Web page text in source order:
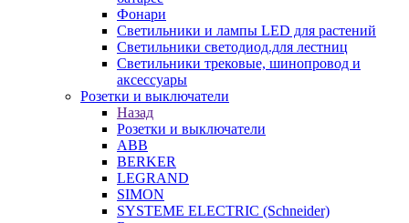
Фонари
Светильники и лампы LED для растений
Светильники светодиод.для лестниц
Светильники трековые, шинопровод и
аксессуары
Розетки и выключатели
Назад
Розетки и выключатели
ABB
BERKER
LEGRAND
SIMON
SYSTEME ELECTRIC (Schneider)